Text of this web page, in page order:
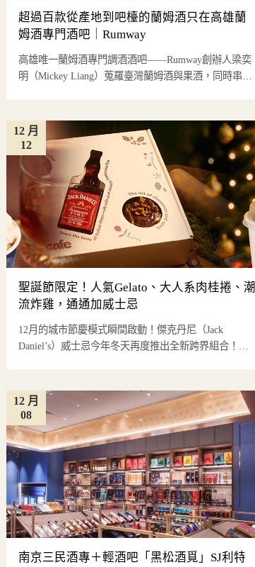
超過百款從產地到吧檯的蘭姆酒只在高雄蘭
姆酒專門酒吧｜Rumway
高雄唯一蘭姆酒專門調酒酒吧——Rumway創辦人梁奕
明（Mickey Liang）蒐羅臺灣蘭姆酒與果酒，同時串聯
聖誕節限定！人氣Gelato、大人系肉桂捲、潮
流炸雞，通通加威士忌
12月的城市節慶模式瞬間啟動！傑克丹尼（Jack
Daniel’s）威士忌今年冬天再度推出全新跨界組合！攜
12
12 月
南京三民酒專＋輕酒吧「黑松酒覓」SJ利特
08
12 月